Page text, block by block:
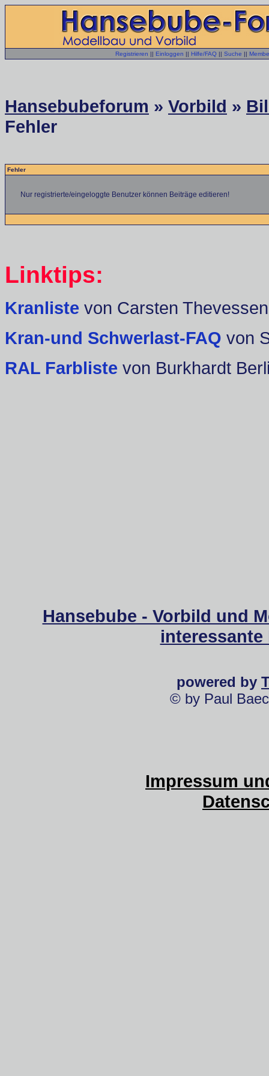
Registrieren || Einloggen || Hilfe/FAQ || Suche ||
Hansebubeforum » Vorbild »
Fehler
Fehler
Nur registrierte/eingeloggte Benutzer können Beiträge editieren!
Linktips:
Kranliste von Carsten Thevessen
Kran-und Schwerlast-FAQ von
RAL Farbliste von Burkhardt
Hansebube - Vorbild und
powered by
© by Paul
Impressum